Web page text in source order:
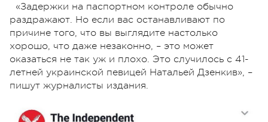
«Задержки на паспортном контроле обычно
раздражают. Но если вас останавливают по
причине того, что вы выглядите настолько
хорошо, что даже незаконно, – это может
оказаться не так уж и плохо. Это случилось с 41-
летней украинской певицей Натальей Дзенкив», –
пишут журналисты издания.